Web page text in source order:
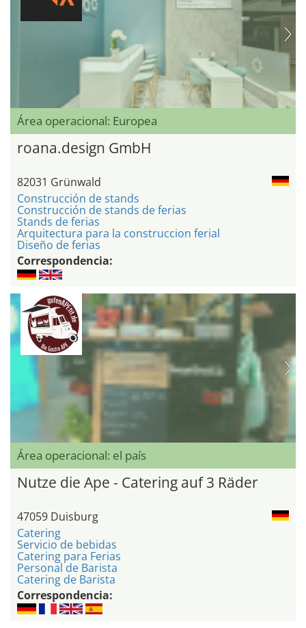
Área operacional: Europea
roana.design GmbH
82031 Grünwald
Construcción de stands
Construcción de stands de ferias
Stands de ferias
Arquitectura para la construccion ferial
Diseño de ferias
Correspondencia:
Área operacional: el país
Nutze die Ape - Catering auf 3 Räder
47059 Duisburg
Catering
Servicio de bebidas
Catering para Ferias
Personal de Barista
Catering de Barista
Correspondencia: